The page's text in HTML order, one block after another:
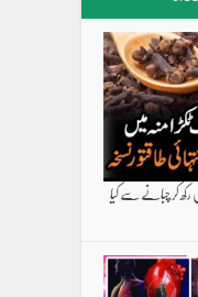
کر چبانے سے کیا